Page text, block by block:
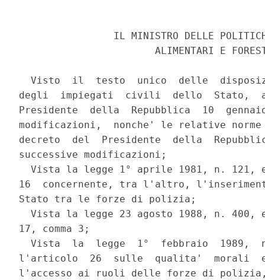
IL MINISTRO DELLE
ALIMENTARI E
Visto  il  testo  unico  delle
degli  impiegati  civili  dello  Stato,
Presidente  della  Repubblica  10
modificazioni,  nonche' le relative norme
decreto  del  Presidente  della
successive modificazioni;
Vista la legge 1° aprile 1981, n. 121,
16  concernente, tra l'altro,
Stato tra le forze di polizia;
Vista la legge 23 agosto 1988, n. 400,
17, comma 3;
Vista  la  legge  1°  febbraio  1989,
l'articolo  26  sulle  qualita'  morali  e
l'accesso ai ruoli delle forze di